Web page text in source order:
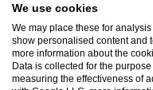
Datenschutz
We use cookies
We may place these for
show personalised content and
more information about the
Data is collected for the
measuring the effectiveness of